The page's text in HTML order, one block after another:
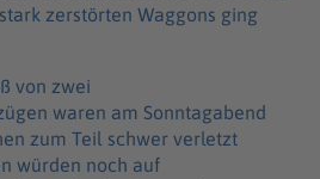
zerstörten Waggons ging
von zwei
waren am Sonntagabend
zum Teil schwer verletzt
würden noch auf